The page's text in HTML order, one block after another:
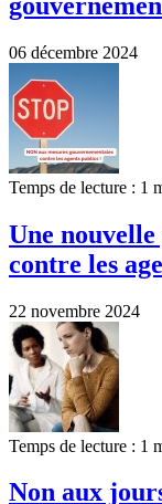
06 décembre 2024
Temps de lecture : 1
Une
contre les
22 novembre 2024
Temps de lecture : 1
Non aux